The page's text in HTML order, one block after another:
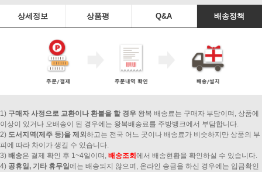
상세정보 상품평 Q&A 배송정책
1) 구매자 사정으로 교환이나 환불을 할 경우 왕복 배송료는 구매자 부담이며, 상품에
이상이 있거나 오배송이 된 경우에는 왕복배송료를 주방뱅크에서 부담합니다.
2) 도서지역(제주 등)을 제외 하고는 전국 어느 곳이나 배송료가 비슷하지만 상품의 부
피에 따라 차이가 생길 수 있습니다.
3) 배송은 결제 확인 후 1~4일이며, 배송조회 에서 배송현황을 확인하실 수 있습니다.
4) 공휴일, 기타 휴무일에는 배송되지 않으며, 온라인 송금을 하신 경우에는 입금확인